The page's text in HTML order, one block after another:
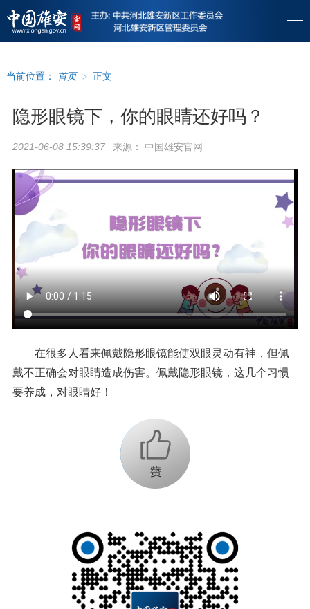
当前位置： 首页 > 正文
隐形眼镜下，你的眼睛还好吗？
2021-06-08 15:39:37 来源： 中国雄安官网
在很多人看来佩戴隐形眼镜能使双眼灵动有神，但佩
戴不正确会对眼睛造成伤害。佩戴隐形眼镜，这几个习惯
要养成，对眼睛好！
+1